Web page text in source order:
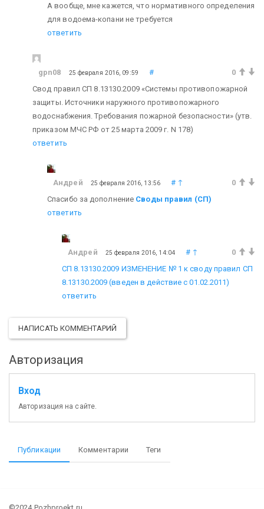
А вообще, мне кажется, что нормативного определения
для водоема-копани не требуется
ответить
gpn08 25 февраля 2016, 09:59 #
0
Свод правил СП 8.13130.2009«Системы противопожарной
защиты. Источники наружного противопожарного
водоснабжения. Требования пожарной безопасности»(утв.
приказом МЧС РФ от 25 марта 2009 г. N 178)
ответить
Андрей 25 февраля 2016, 13:56 # ↑
0
Спасибо за дополнение Своды правил (СП)
ответить
Андрей 25 февраля 2016, 14:04 # ↑
0
СП 8.13130.2009 ИЗМЕНЕНИЕ № 1 к своду правил СП
8.13130.2009 (введен в действие с 01.02.2011)
ответить
НАПИСАТЬ КОММЕНТАРИЙ
Авторизация
Вход
Авторизация на сайте.
Публикации Комментарии Теги